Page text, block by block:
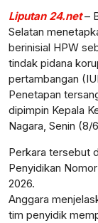
Liputan 24.net–
Selatan
berinisial HPW
tindak pidana
pertambangan
Penetapan
dipimpin Kepala
Nagara, Senin (8/
Perkara tersebut
Penyidikan
2026.
Anggara
tim penyidik